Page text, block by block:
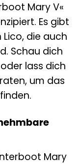
Mary V«
Es gibt
die auch
Schau dich
lass dich
um das
Mary